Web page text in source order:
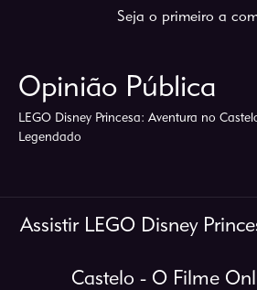
Seja o primeiro a
Opinião Pública
LEGO Disney Princesa: Aventura no
Legendado
Assistir LEGO Disney
Castelo - O Filme